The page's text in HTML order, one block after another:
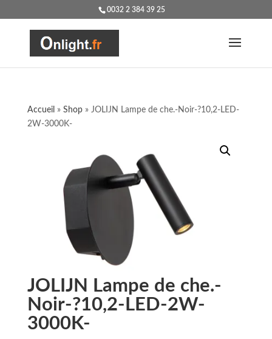
0032 2 384 39 25
Accueil » Shop» JOLIJN Lampe de che.-Noir-?10,2-LED-
2W-3000K-
JOLIJN Lampe de che.-
Noir-?10,2-LED-2W-
3000K-